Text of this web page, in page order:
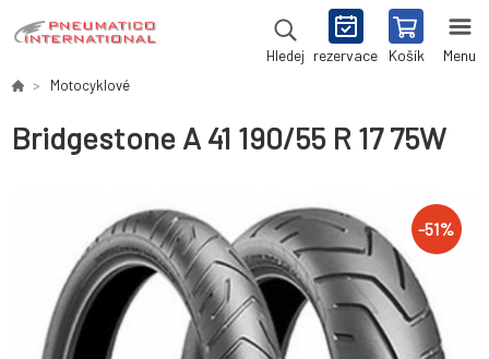
Hledej rezervace Košík Menu
Motocyklové
Bridgestone A 41 190/55 R 17 75W
-51%